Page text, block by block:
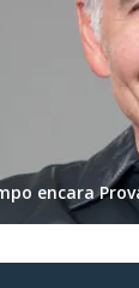
encara